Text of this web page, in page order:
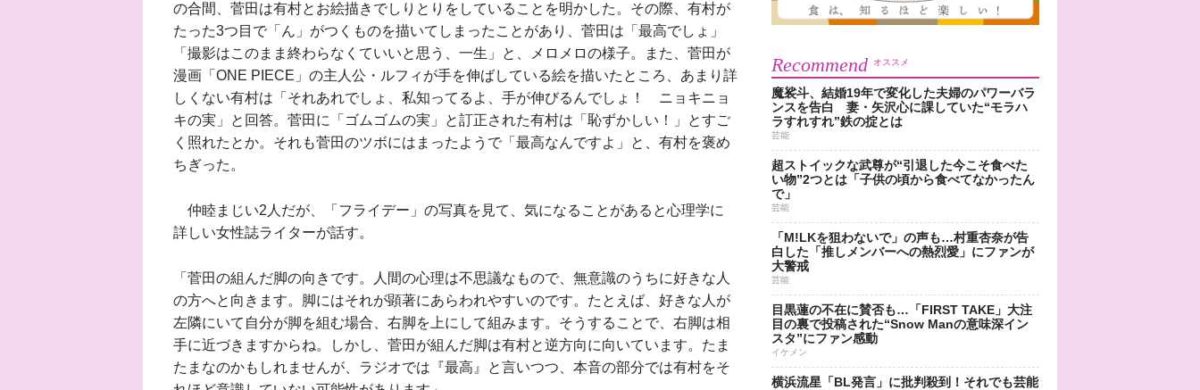
の合間、菅田は有村とお絵描きでしりとりをしていることを明かした。その際、有村が
たった3つ目で「ん」がつくものを描いてしまったことがあり、菅田は「最高でしょ」
「撮影はこのまま終わらなくていいと思う、一生」と、メロメロの様子。また、菅田が
漫画「ONE PIECE」の主人公・ルフィが手を伸ばしている絵を描いたところ、あまり詳
しくない有村は「それあれでしょ、私知ってるよ、手が伸びるんでしょ！ ニョキニョ
キの実」と回答。菅田に「ゴムゴムの実」と訂正された有村は「恥ずかしい！」とすご
く照れたとか。それも菅田のツボにはまったようで「最高なんですよ」と、有村を褒め
ちぎった。
仲睦まじい2人だが、「フライデー」の写真を見て、気になることがあると心理学に
詳しい女性誌ライターが話す。
「菅田の組んだ脚の向きです。人間の心理は不思議なもので、無意識のうちに好きな人
の方へと向きます。脚にはそれが顕著にあらわれやすいのです。たとえば、好きな人が
左隣にいて自分が脚を組む場合、右脚を上にして組みます。そうすることで、右脚は相
手に近づきますからね。しかし、菅田が組んだ脚は有村と逆方向に向いています。たま
たまなのかもしれませんが、ラジオでは『最高』と言いつつ、本音の部分では有村をそ
Recommend オススメ
魔裟斗、結婚19年で変化した夫婦のパワーバラ
ンスを告白 妻・矢沢心に課していた“モラハ
ラすれすれ”鉄の掟とは
芸能
超ストイックな武尊が“引退した今こそ食べた
い物”2つとは「子供の頃から食べてなかったん
で」
芸能
「M!LKを狙わないで」の声も…村重杏奈が告
白した「推しメンバーへの熱烈愛」にファンが
大警戒
芸能
目黒蓮の不在に賛否も…「FIRST TAKE」大注
目の裏で投稿された“Snow Manの意味深イン
スタ”にファン感動
イケメン
横浜流星「BL発言」に批判殺到！それでも芸能